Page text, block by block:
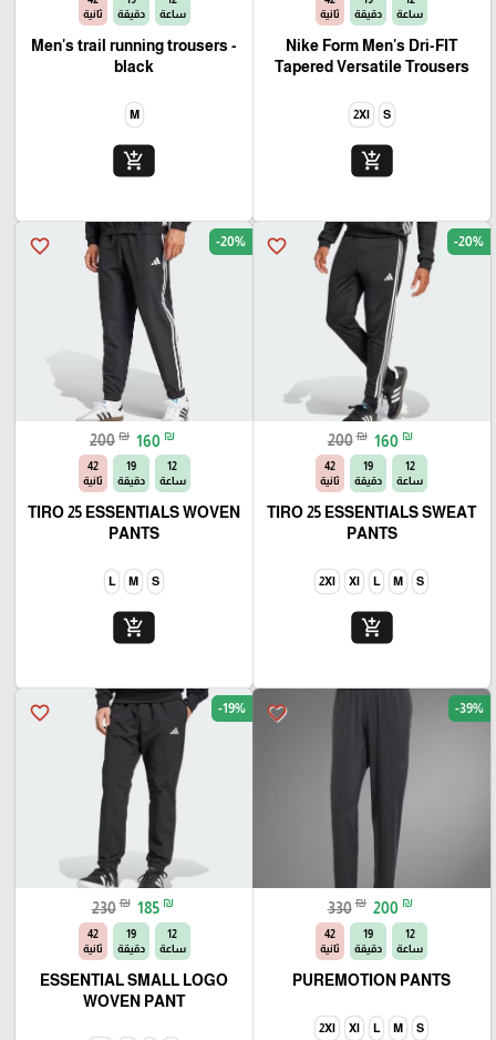
ساعة
دقيقة
ثانية
Nike Form Men's Dri-FIT
Tapered Versatile Trousers
S
2Xl
add_shopping_cart
ساعة
دقيقة
ثانية
Men's trail running trousers -
black
M
add_shopping_cart
favorite_border -20%
200 ₪ 160 ₪
12
ساعة
19
دقيقة
40
ثانية
TIRO 25 ESSENTIALS SWEAT
PANTS
S
M
L
Xl
2Xl
add_shopping_cart
favorite_border -20%
200 ₪ 160 ₪
12
ساعة
19
دقيقة
40
ثانية
TIRO 25 ESSENTIALS WOVEN
PANTS
S
M
L
add_shopping_cart
favorite_border -39%
330 ₪ 200 ₪
12
ساعة
19
دقيقة
40
ثانية
PUREMOTION PANTS
S
M
L
Xl
2Xl
favorite_border -19%
230 ₪ 185 ₪
12
ساعة
19
دقيقة
40
ثانية
ESSENTIAL SMALL LOGO
WOVEN PANT